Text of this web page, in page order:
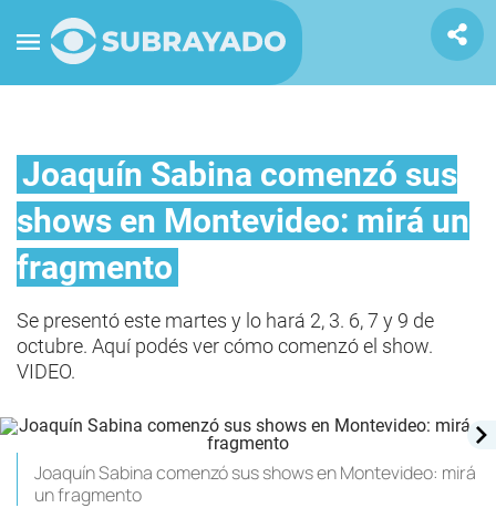
Joaquín Sabina comenzó sus
shows en Montevideo: mirá un
fragmento
Se presentó este martes y lo hará 2, 3. 6, 7 y 9 de
octubre. Aquí podés ver cómo comenzó el show.
VIDEO.
Joaquín Sabina comenzó sus shows en Montevideo: mirá
un fragmento